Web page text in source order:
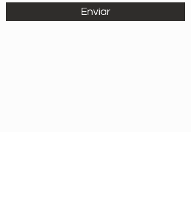
Enviar